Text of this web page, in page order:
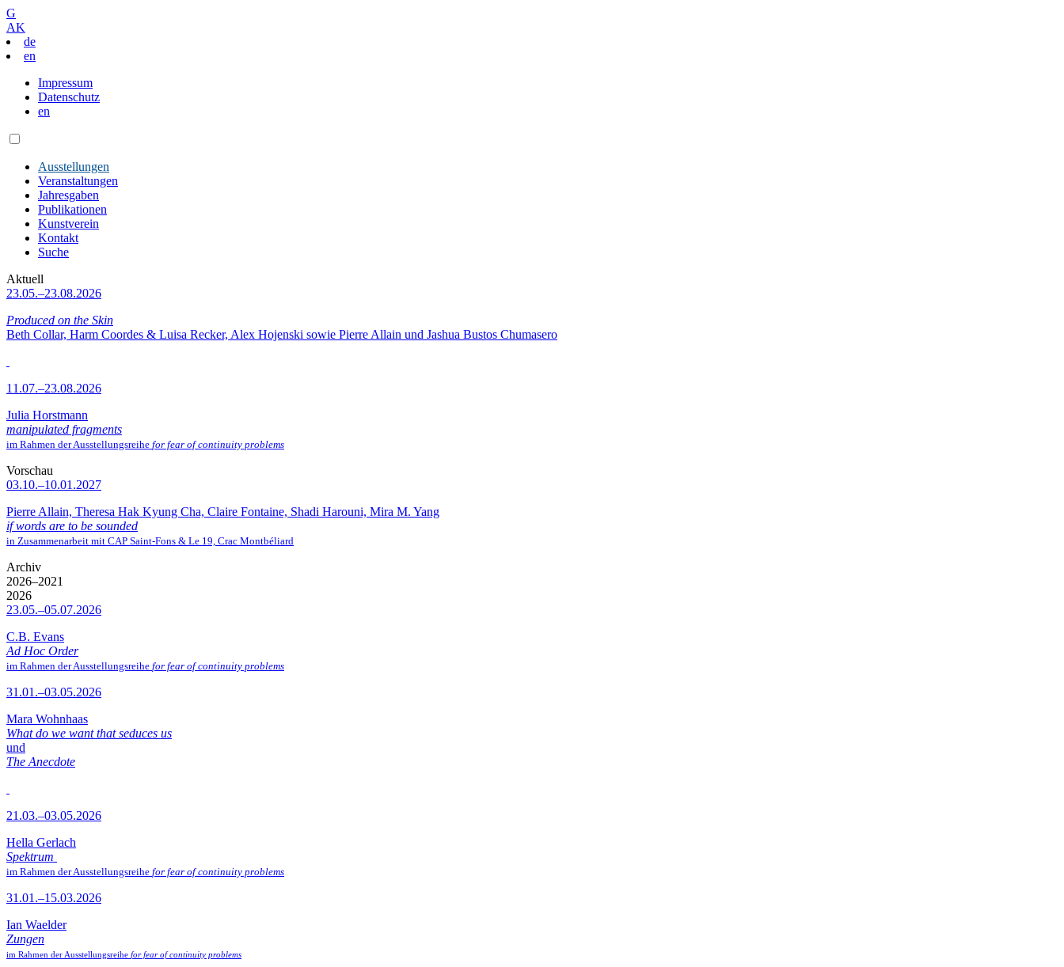
G
AK
de
en
Impressum
Datenschutz
en
Ausstellungen
Veranstaltungen
Jahresgaben
Publikationen
Kunstverein
Kontakt
Suche
Aktuell
23.05.–23.08.2026
Produced on the Skin
Beth Collar, Harm Coordes & Luisa Recker, Alex Hojenski sowie Pierre Allain und Jashua Bustos Chumasero
11.07.–23.08.2026
Julia Horstmann
manipulated fragments
im Rahmen der Ausstellungsreihe for fear of continuity problems
Vorschau
03.10.–10.01.2027
Pierre Allain, Theresa Hak Kyung Cha, Claire Fontaine, Shadi Harouni, Mira M. Yang
if words are to be sounded
in Zusammenarbeit mit CAP Saint-Fons & Le 19, Crac Montbéliard
Archiv
2026–2021
2026
23.05.–05.07.2026
C.B. Evans
Ad Hoc Order
im Rahmen der Ausstellungsreihe for fear of continuity problems
31.01.–03.05.2026
Mara Wohnhaas
What do we want that seduces us
und
The Anecdote
21.03.–03.05.2026
Hella Gerlach
Spektrum
im Rahmen der Ausstellungsreihe for fear of continuity problems
31.01.–15.03.2026
Ian Waelder
Zungen
im Rahmen der Ausstellungsreihe for fear of continuity problems